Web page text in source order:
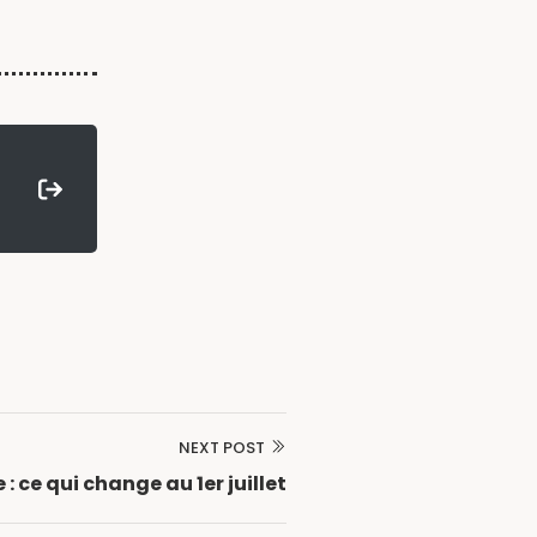
NEXT POST
ce qui change au 1er juillet